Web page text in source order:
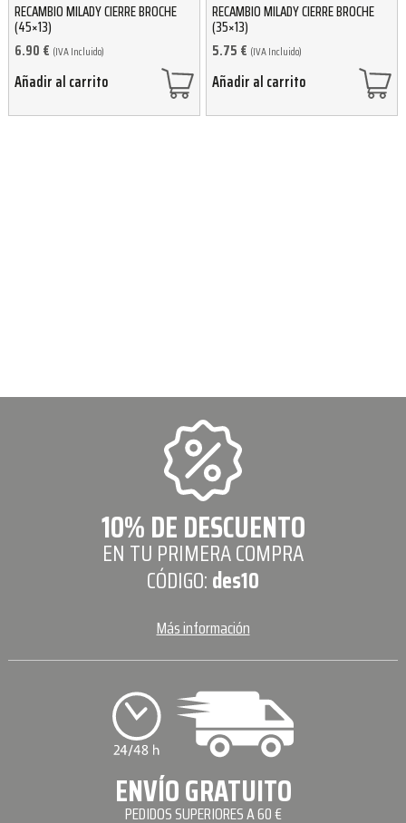
RECAMBIO MILADY CIERRE BROCHE
(45×13)
6.90 € (IVA Incluido)
Añadir al carrito
RECAMBIO MILADY CIERRE BROCHE
(35×13)
5.75 € (IVA Incluido)
Añadir al carrito
10% DE DESCUENTO
EN TU PRIMERA COMPRA
CÓDIGO:des10
Más información
ENVÍO GRATUITO
PEDIDOS SUPERIORES A 60 €